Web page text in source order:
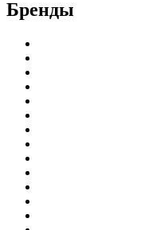
Бренды